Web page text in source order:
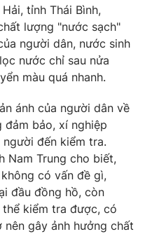
tỉnh Thái Bình,
lượng "nước sạch"
người dân, nước sinh
nước chỉ sau nửa
màu quá nhanh.
ánh của người dân về
bảo, xí nghiệp
đến kiểm tra.
Nam Trung cho biết,
có vấn đề gì,
đầu đồng hồ, còn
kiểm tra được, có
gây ảnh hưởng chất